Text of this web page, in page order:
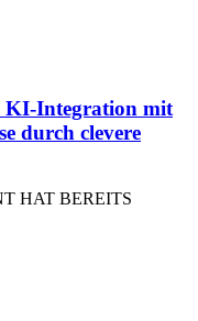
Integration mit
durch clevere
HAT BEREITS